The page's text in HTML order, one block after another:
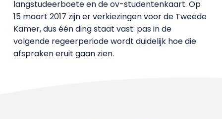
langstudeerboete en de ov-studentenkaart. Op
15 maart 2017 zijn er verkiezingen voor de Tweede
Kamer, dus één ding staat vast: pas in de
volgende regeerperiode wordt duidelijk hoe die
afspraken eruit gaan zien.